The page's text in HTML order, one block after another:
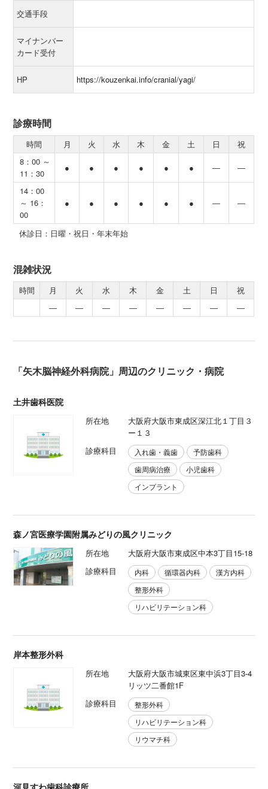
交通手段
マイナンバー
カード受付
HP https://kouzenkai.info/cranial/yagi/
診療時間
時間 月 火 水 木 金 土 日
祝
8：00 ～
11：30
● ● ● ● ● ● ― ―
14：00
～ 16：
00
● ● ● ● ● ● ― ―
休診日：日曜・祝日・年末年始
混雑状況
時間 月 火 水 木 金 土 日
祝
―
― ― ― ― ― ― ―
「矢木脳神経外科病院」周辺のクリニック・病院
土井歯科医院
所在地
大阪府大阪市東成区深江北１丁目３
ー１３
診療科目
入れ歯・義歯
予防歯科
歯周病治療
小児歯科
インプラント
森ノ宮医療学園附属みどりの風クリニック
所在地
大阪府大阪市東成区中本3丁目15-18
診療科目
内科 循環器内科
漢方内科
整形外科
リハビリテーション科
岸本整形外科
所在地
大阪府大阪市城東区東中浜3丁目3-4
リッツ二番館1F
診療科目
整形外科
リハビリテーション科
リウマチ科
河見すわ歯科診療所